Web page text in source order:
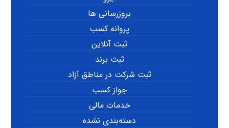
بروزرسانی ها
پروانه کسب
ثبت آنلاین
ثبت برند
ثبت شرکت در مناطق آزاد
جواز کسب
خدمات مالی
دسته‌بندی نشده